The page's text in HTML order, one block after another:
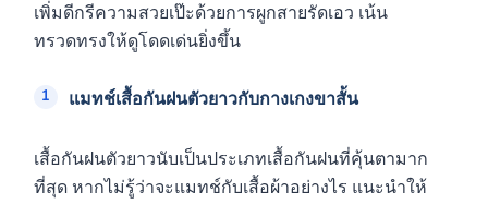
เพิ่มดีกรีความสวยเป๊ะด้วยการผูกสายรัดเอว เน้น
ทรวดทรงให้ดูโดดเด่นยิ่งขึ้น
แมทช์เสื้อกันฝนตัวยาวกับกางเกงขาสั้น
เสื้อกันฝนตัวยาวนับเป็นประเภทเสื้อกันฝนที่คุ้นตามาก
ที่สุด หากไม่รู้ว่าจะแมทช์กับเสื้อผ้าอย่างไร แนะนำให้